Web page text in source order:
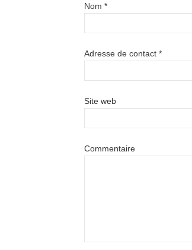
Nom *
Adresse de contact *
Site web
Commentaire